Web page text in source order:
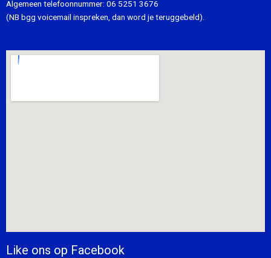
Algemeen telefoonnummer: 06 5251 3676
(NB bgg voicemail inspreken, dan word je teruggebeld).
Like ons op Facebook